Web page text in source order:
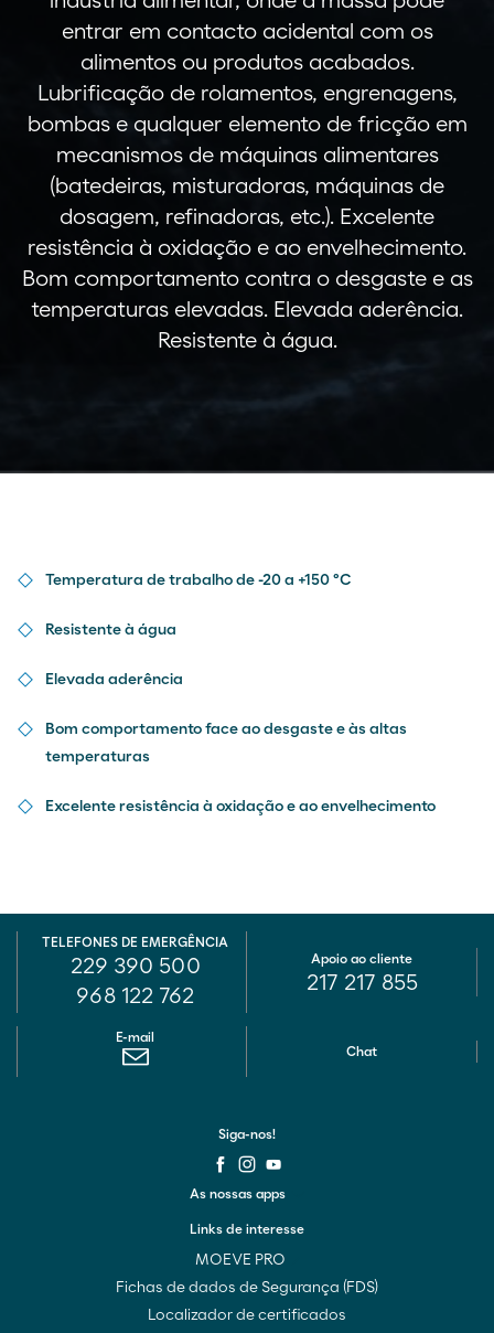
entrar em contacto acidental com os
alimentos ou produtos acabados.
Lubrificação de rolamentos, engrenagens,
bombas e qualquer elemento de fricção em
mecanismos de máquinas alimentares
(batedeiras, misturadoras, máquinas de
dosagem, refinadoras, etc.). Excelente
resistência à oxidação e ao envelhecimento.
Bom comportamento contra o desgaste e as
temperaturas elevadas. Elevada aderência.
Resistente à água.
Temperatura de trabalho de -20 a +150 ºC
Resistente à água
Elevada aderência
Bom comportamento face ao desgaste e às altas
temperaturas
Excelente resistência à oxidação e ao envelhecimento
TELEFONES DE EMERGÊNCIA
229 390 500
968 122 762
E-mail
Chat
Apoio ao cliente
217 217 855
Links de interesse
MOEVE PRO
Fichas de dados de Segurança (FDS)
Localizador de certificados
As nossas apps
Siga-nos!